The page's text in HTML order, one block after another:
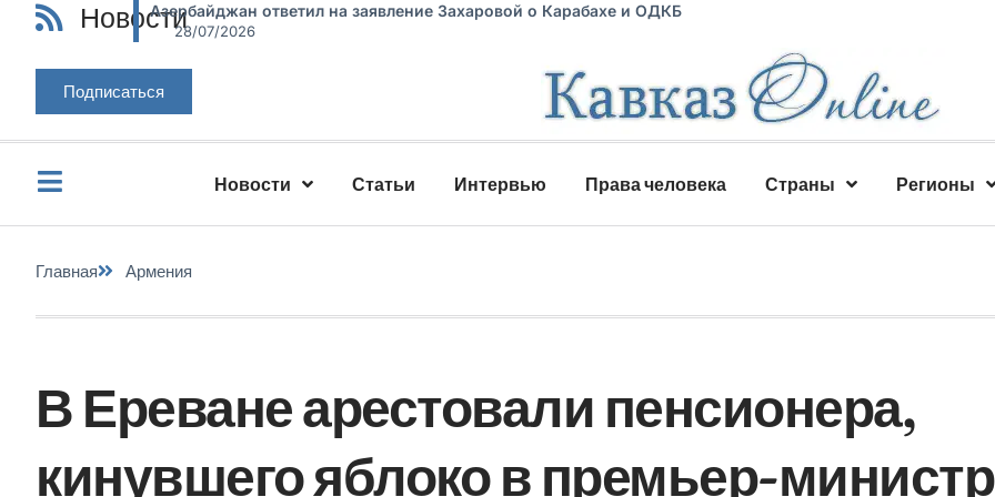
НовостиАзербайджан ответил на заявление Захаровой о Карабахе и ОДКБ
28/07/2026
Подписаться
Новости Статьи Интервью Права человека Страны Регионы
Главная Армения
В Ереване арестовали пенсионера,
кинувшего яблоко в премьер-